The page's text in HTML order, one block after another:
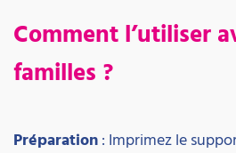
Comment l’utiliser
familles ?
Préparation: Imprimez le